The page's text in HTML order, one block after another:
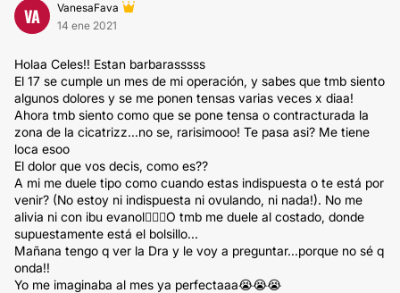
VA
VanesaFava
14 ene 2021
Holaa Celes!! Estan barbarasssss
El 17 se cumple un mes de mi operación, y sabes que tmb siento
algunos dolores y se me ponen tensas varias veces x diaa!
Ahora tmb siento como que se pone tensa o contracturada la
zona de la cicatrizz...no se, rarisimooo! Te pasa asi? Me tiene
loca esoo
El dolor que vos decis, como es??
A mi me duele tipo como cuando estas indispuesta o te está por
venir? (No estoy ni indispuesta ni ovulando, ni nada!). No me
alivia ni con ibu evanol🤷🏼‍♀️O tmb me duele al costado, donde
supuestamente está el bolsillo...
Mañana tengo q ver la Dra y le voy a preguntar...porque no sé q
onda!!
Yo me imaginaba al mes ya perfectaaa😭😭😭